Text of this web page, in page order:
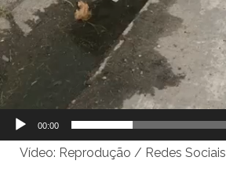
00:00
Vídeo: Reprodução / Redes Sociais